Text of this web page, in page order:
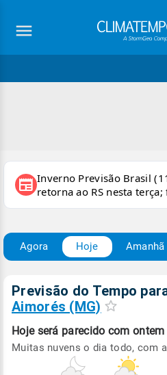
newspaper Inverno Previsão Brasil
retorna ao RS nesta
persiste e há chance de
Agora Hoje Amanhã
Previsão do Tempo
Aimorés (MG)
Hoje será parecido com ontem
Muitas nuvens o dia todo, com